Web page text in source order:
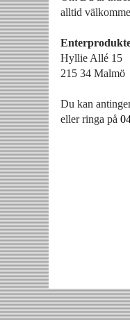
alltid
Hyllie Allé 15
215 34 Malmö
Du kan
eller ringa på